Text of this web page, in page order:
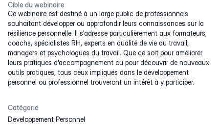
Cible du webinaire
Ce webinaire est destiné à un large public de professionnels
souhaitant développer ou approfondir leurs connaissances sur la
résilience personnelle. Il s'adresse particulièrement aux formateurs,
coachs, spécialistes RH, experts en qualité de vie au travail,
managers et psychologues du travail. Que ce soit pour améliorer
leurs pratiques d'accompagnement ou pour découvrir de nouveaux
outils pratiques, tous ceux impliqués dans le développement
personnel ou professionnel trouveront un intérêt à y participer.
Catégorie
Développement Personnel